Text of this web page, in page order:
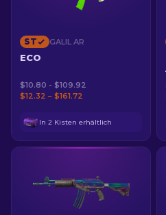
ST GALIL AR
ECO
$10.80 - $109.92
$12.32 – $161.72
In 2 Kisten erhältlich